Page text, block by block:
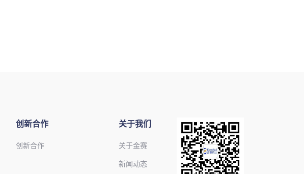
创新合作
创新合作
关于我们
关于金赛
新闻动态